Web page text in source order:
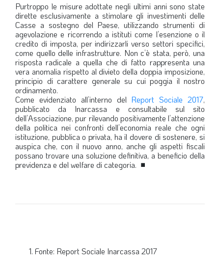
Purtroppo le misure adottate negli ultimi anni sono state
dirette esclusivamente a stimolare gli investimenti delle
Casse a sostegno del Paese, utilizzando strumenti di
agevolazione e ricorrendo a istituti come l’esenzione o il
credito di imposta, per indirizzarli verso settori specifici,
come quello delle infrastrutture. Non c’è stata, però, una
risposta radicale a quella che di fatto rappresenta una
vera anomalia rispetto al divieto della doppia imposizione,
principio di carattere generale su cui poggia il nostro
ordinamento.
Come evidenziato all’interno del Report Sociale 2017,
pubblicato da Inarcassa e consultabile sul sito
dell’Associazione, pur rilevando positivamente l’attenzione
della politica nei confronti dell’economia reale che ogni
istituzione, pubblica o privata, ha il dovere di sostenere, si
auspica che, con il nuovo anno, anche gli aspetti fiscali
possano trovare una soluzione definitiva, a beneficio della
previdenza e del welfare di categoria. ■
Fonte: Report Sociale Inarcassa 2017